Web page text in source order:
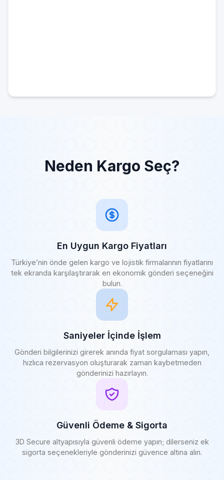
Neden Kargo Seç?
En Uygun Kargo Fiyatları
Türkiye’nin önde gelen kargo ve lojistik firmalarının fiyatlarını
tek ekranda karşılaştırarak en ekonomik gönderi seçeneğini
bulun.
Saniyeler İçinde İşlem
Gönderi bilgilerinizi girerek anında fiyat sorgulaması yapın,
hızlıca rezervasyon oluşturarak zaman kaybetmeden
gönderinizi hazırlayın.
Güvenli Ödeme & Sigorta
3D Secure altyapısıyla güvenli ödeme yapın; dilerseniz ek
sigorta seçenekleriyle gönderinizi güvence altına alın.